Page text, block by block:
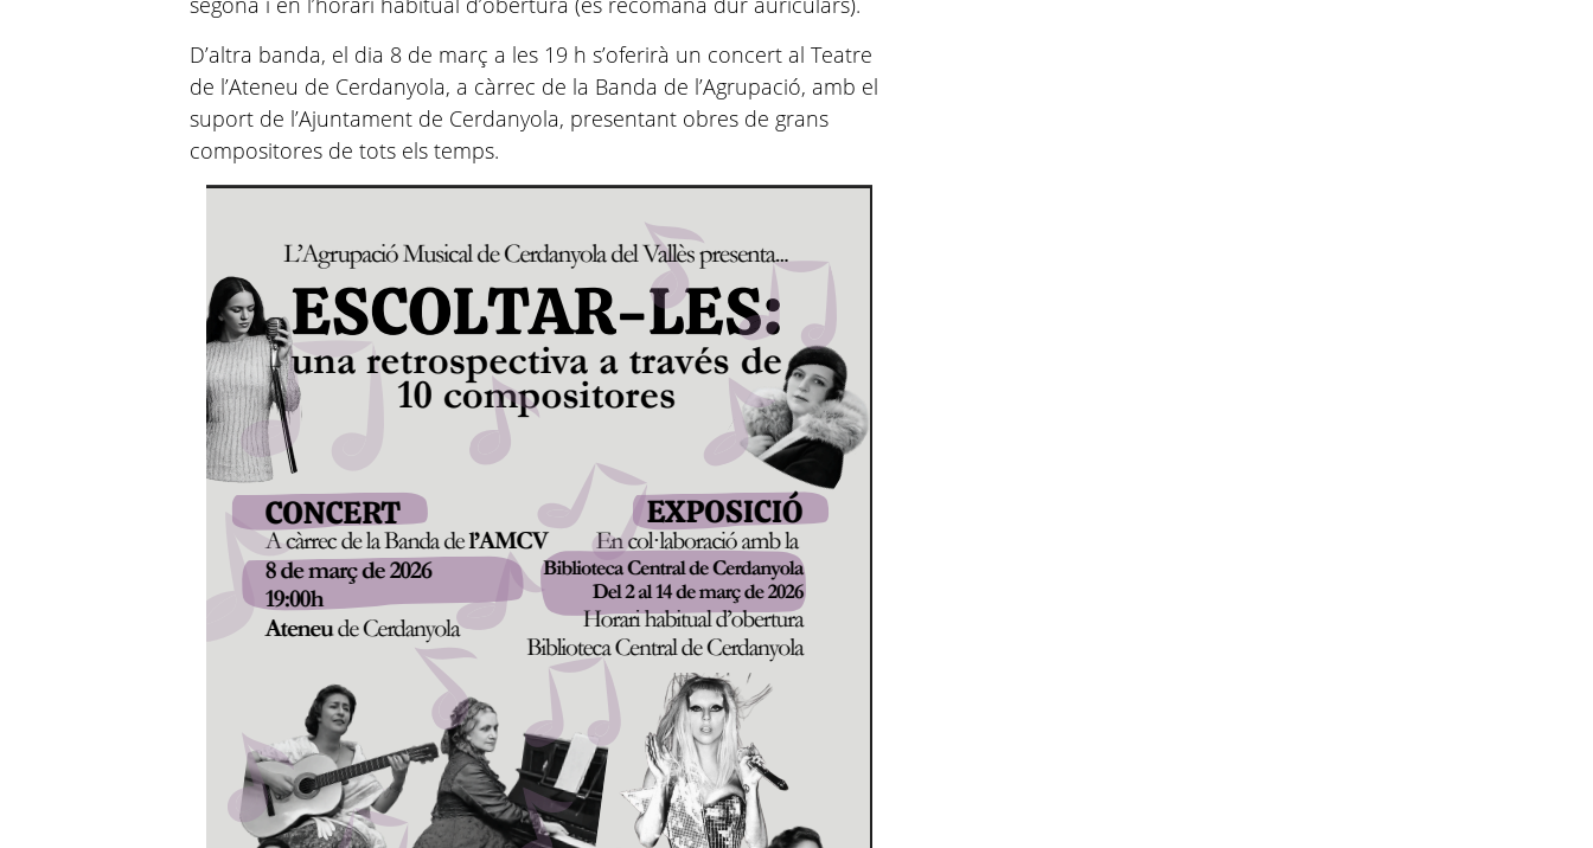
D’altra banda, el dia 8 de març a les 19 h s’oferirà un concert al Teatre
de l’Ateneu de Cerdanyola, a càrrec de la Banda de l’Agrupació, amb el
suport de l’Ajuntament de Cerdanyola, presentant obres de grans
compositores de tots els temps.